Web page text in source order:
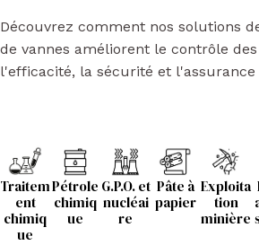
Découvrez comment nos solutions
de vannes améliorent le contrôle
l'efficacité, la sécurité et l'assurance
Traitem
ent
chimiq
ue
Pétrole
chimiq
ue
G.P.O. et
nucléai
re
Pâte à
papier
Exploita
tion
minière